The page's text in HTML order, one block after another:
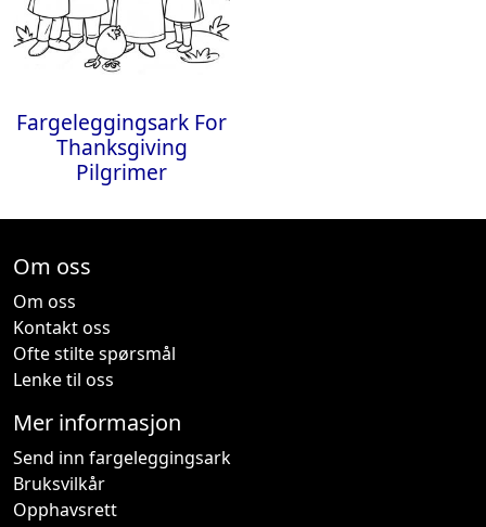
Fargeleggingsark For
Thanksgiving
Pilgrimer
Om oss
Om oss
Kontakt oss
Ofte stilte spørsmål
Lenke til oss
Mer informasjon
Send inn fargeleggingsark
Bruksvilkår
Opphavsrett